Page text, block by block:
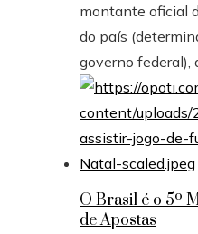
montante oficial
do país
governo federal),
O Brasil é o 5º
de Apostas